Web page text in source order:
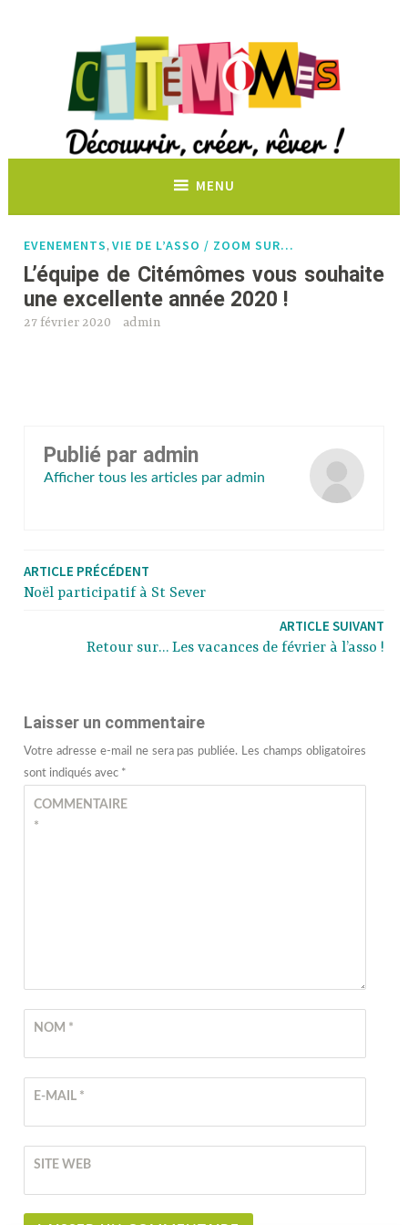
Découvrir, créer, rêver !
MENU
EVENEMENTS ,VIE DE L’ASSO / ZOOM SUR…
L’équipe de Citémômes vous souhaite
une excellente année 2020 !
27 février 2020 admin
Publié par admin
Afficher tous les articles par admin
ARTICLE PRÉCÉDENT
Noël participatif à St Sever
ARTICLE SUIVANT
Retour sur… Les vacances de février à l’asso !
Laisser un commentaire
Votre adresse e-mail ne sera pas publiée. Les champs obligatoires
sont indiqués avec *
COMMENTAIRE
*
NOM *
E-MAIL *
SITE WEB